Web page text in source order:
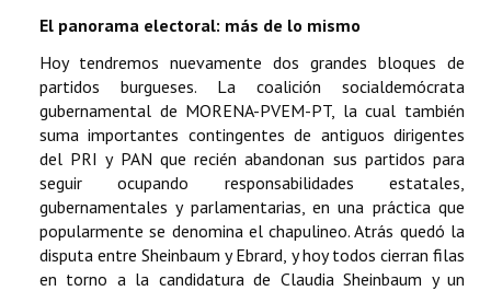
El panorama electoral: más de lo mismo
Hoy tendremos nuevamente dos grandes bloques de
partidos burgueses. La coalición socialdemócrata
gubernamental de MORENA-PVEM-PT, la cual también
suma importantes contingentes de antiguos dirigentes
del PRI y PAN que recién abandonan sus partidos para
seguir ocupando responsabilidades estatales,
gubernamentales y parlamentarias, en una práctica que
popularmente se denomina el chapulineo. Atrás quedó la
disputa entre Sheinbaum y Ebrard, y hoy todos cierran filas
en torno a la candidatura de Claudia Sheinbaum y un